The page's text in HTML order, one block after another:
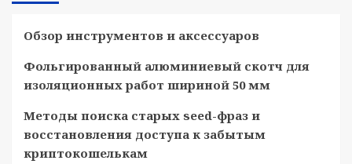
Обзор инструментов и аксессуаров
Фольгированный алюминиевый скотч для
изоляционных работ шириной 50 мм
Методы поиска старых seed-фраз и
восстановления доступа к забытым
криптокошелькам